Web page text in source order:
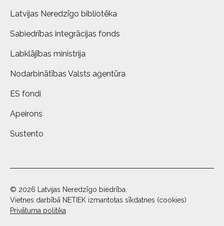
Latvijas Neredzīgo bibliotēka
Sabiedrības integrācijas fonds
Labklājības ministrija
Nodarbinātības Valsts aģentūra
ES fondi
Apeirons
Sustento
© 2026 Latvijas Neredzīgo biedrība.
Vietnes darbībā NETIEK izmantotas sīkdatnes (cookies)
Privātuma politika